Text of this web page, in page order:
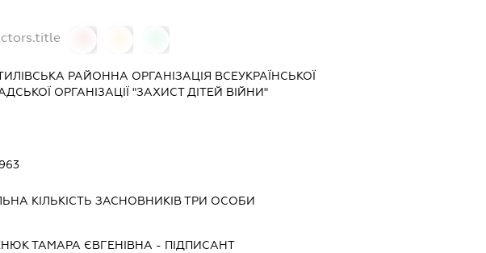
РАЙОННА ОРГАНІЗАЦІЯ ВСЕУКРАЇНСЬКОЇ
ОРГАНІЗАЦІЇ "ЗАХИСТ ДІТЕЙ ВІЙНИ"
КІЛЬКІСТЬ ЗАСНОВНИКІВ ТРИ ОСОБИ
ТАМАРА ЄВГЕНІВНА - ПІДПИСАНТ